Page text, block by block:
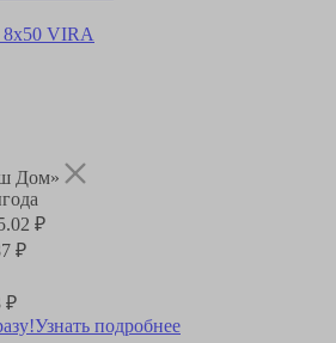
VIRA
Дом»
₽
₽
₽
Узнать подробнее